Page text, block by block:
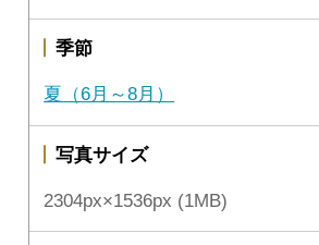
季節
夏（6月～8月）
写真サイズ
2304px×1536px (1MB)